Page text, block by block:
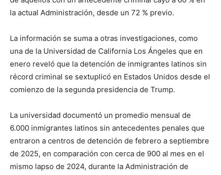
la actual Administración, desde un 72 % previo.
La información se suma a otras investigaciones, como
una de la Universidad de California Los Ángeles que en
enero reveló que la detención de inmigrantes latinos sin
récord criminal se sextuplicó en Estados Unidos desde el
comienzo de la segunda presidencia de Trump.
La universidad documentó un promedio mensual de
6.000 inmigrantes latinos sin antecedentes penales que
entraron a centros de detención de febrero a septiembre
de 2025, en comparación con cerca de 900 al mes en el
mismo lapso de 2024, durante la Administración de